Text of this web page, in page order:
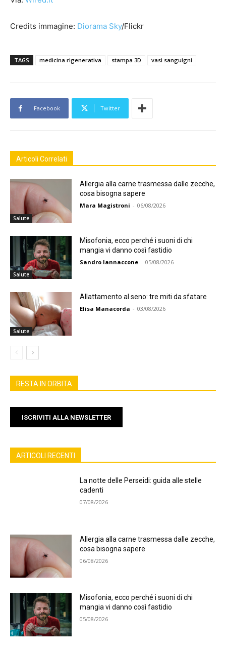
Credits immagine: Diorama Sky/Flickr
TAGS medicina rigenerativa stampa 3D vasi sanguigni
Facebook Twitter
Articoli Correlati
Salute
Allergia alla carne trasmessa dalle zecche,
cosa bisogna sapere
Mara Magistroni - 06/08/2026
Salute
Misofonia, ecco perché i suoni di chi
mangia vi danno così fastidio
Sandro Iannaccone - 05/08/2026
Salute
Allattamento al seno: tre miti da sfatare
Elisa Manacorda - 03/08/2026
RESTA IN ORBITA
ISCRIVITI ALLA NEWSLETTER
ARTICOLI RECENTI
La notte delle Perseidi: guida alle stelle
cadenti
07/08/2026
Allergia alla carne trasmessa dalle zecche,
cosa bisogna sapere
06/08/2026
Misofonia, ecco perché i suoni di chi
mangia vi danno così fastidio
05/08/2026